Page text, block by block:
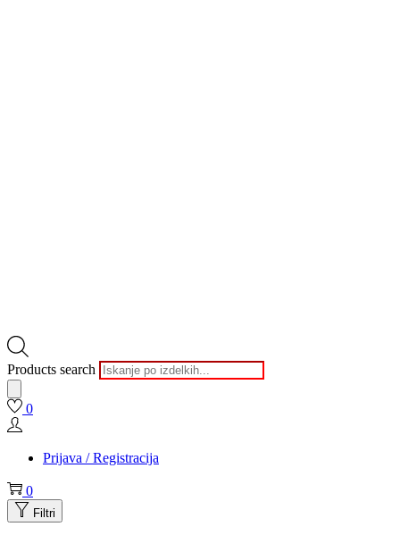
Products search
0
Prijava / Registracija
0
Filtri